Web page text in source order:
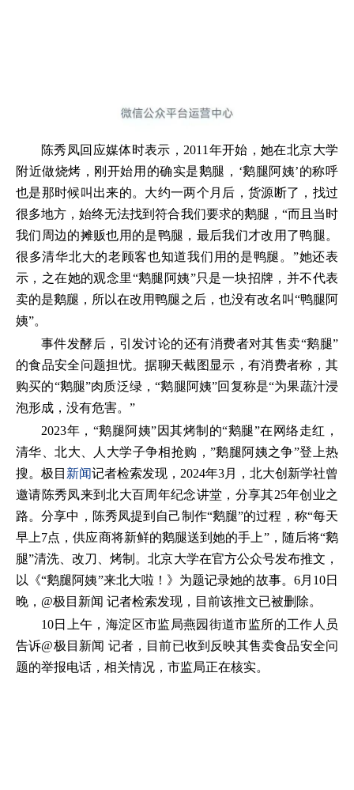
陈秀凤回应媒体时表示，2011年开始，她在北京大学
附近做烧烤，刚开始用的确实是鹅腿，‘鹅腿阿姨’的称呼
也是那时候叫出来的。大约一两个月后，货源断了，找过
很多地方，始终无法找到符合我们要求的鹅腿，“而且当时
我们周边的摊贩也用的是鸭腿，最后我们才改用了鸭腿。
很多清华北大的老顾客也知道我们用的是鸭腿。”她还表
示，之在她的观念里“鹅腿阿姨”只是一块招牌，并不代表
卖的是鹅腿，所以在改用鸭腿之后，也没有改名叫“鸭腿阿
姨”。
事件发酵后，引发讨论的还有消费者对其售卖“鹅腿”
的食品安全问题担忧。据聊天截图显示，有消费者称，其
购买的“鹅腿”肉质泛绿，“鹅腿阿姨”回复称是“为果蔬汁浸
泡形成，没有危害。”
2023年，“鹅腿阿姨”因其烤制的“鹅腿”在网络走红，
清华、北大、人大学子争相抢购，”鹅腿阿姨之争”登上热
搜。极目 新闻记者检索发现，2024年3月，北大创新学社曾
邀请陈秀凤来到北大百周年纪念讲堂，分享其25年创业之
路。分享中，陈秀凤提到自己制作“鹅腿”的过程，称“每天
早上7点，供应商将新鲜的鹅腿送到她的手上”，随后将“鹅
腿”清洗、改刀、烤制。北京大学在官方公众号发布推文，
以《“鹅腿阿姨”来北大啦！》为题记录她的故事。6月10日
晚，@极目新闻 记者检索发现，目前该推文已被删除。
10日上午，海淀区市监局燕园街道市监所的工作人员
告诉@极目新闻 记者，目前已收到反映其售卖食品安全问
题的举报电话，相关情况，市监局正在核实。